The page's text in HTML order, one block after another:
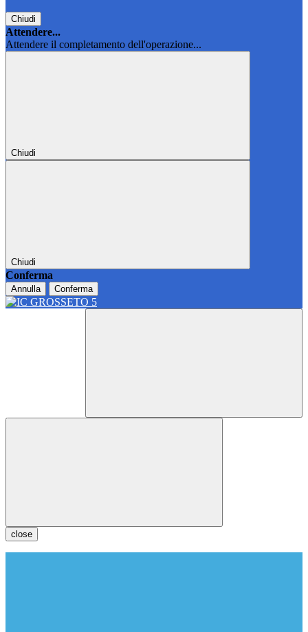
Chiudi
Attendere...
Attendere il completamento dell'operazione...
Chiudi
Chiudi
Conferma
Annulla Conferma
close